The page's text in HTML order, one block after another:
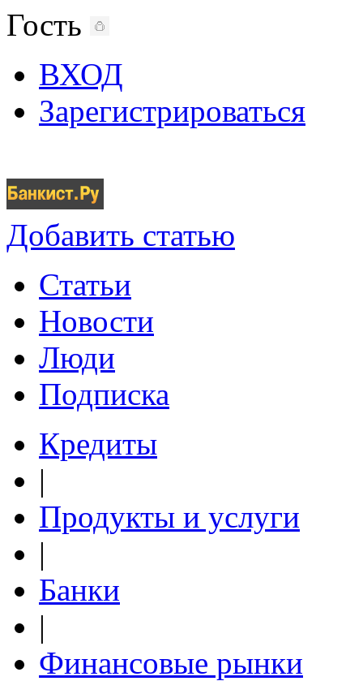
Гость
ВХОД
Зарегистрироваться
Добавить статью
Статьи
Новости
Люди
Подписка
Кредиты
|
Продукты и услуги
|
Банки
|
Финансовые рынки